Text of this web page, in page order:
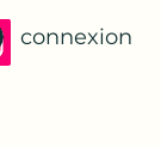
connexion